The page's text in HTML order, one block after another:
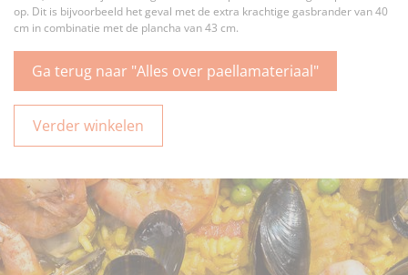
op. Dit is bijvoorbeeld het geval met de extra krachtige gasbrander van 40
cm in combinatie met de plancha van 43 cm.
Ga terug naar "Alles over paellamateriaal"
Verder winkelen